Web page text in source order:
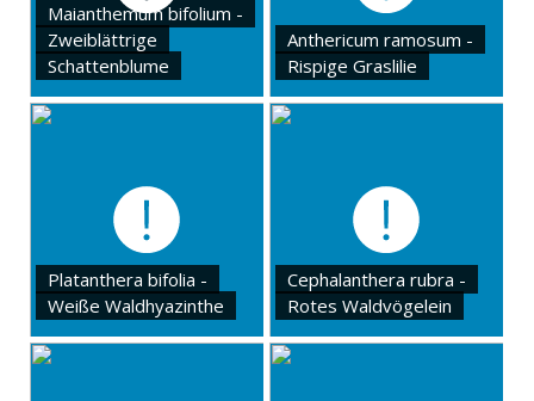
Maianthemum bifolium -
Zweiblättrige
Schattenblume
Anthericum ramosum -
Rispige Graslilie
Platanthera bifolia -
Weiße Waldhyazinthe
Cephalanthera rubra -
Rotes Waldvögelein